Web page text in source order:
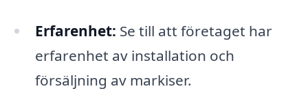
Erfarenhet: Se till att företaget har
erfarenhet av installation och
försäljning av markiser.